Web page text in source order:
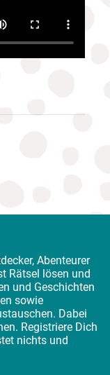
Abenteurer
Rätsel lösen und
und Geschichten
sowie
Dabei
Registriere Dich
nichts und